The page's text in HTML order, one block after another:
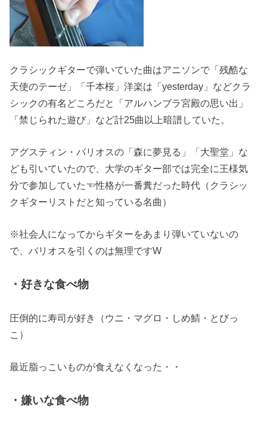
クラシックギターで弾いていた曲はアニソンで「残酷な
天使のテーゼ」「千本桜」洋楽は「yesterday」などクラ
シックの有名どころだと「アルハンブラ宮殿の思い出」
「禁じられた遊び」など計25曲以上暗譜していた。
アグスティン・バリオスの「森に夢見る」「大聖堂」な
ども引いていたので、大学のギター部では完全に王様気
分で参加していた☜性格が一番糞だった時代（クラシッ
クギターリストだと知っている名曲）
※社会人になってからギターをあまり弾いていないの
で、バリオスを引くのは無理ですW
・好きな食べ物
圧倒的に寿司が好き（ウニ・マグロ・しめ鯖・とびっ
こ）
最近脂っこいものが食えなくなった・・
・嫌いな食べ物